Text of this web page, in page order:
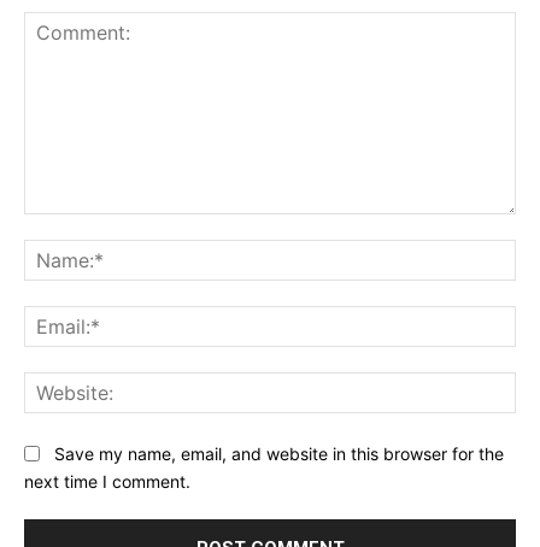
Save my name, email, and website in this browser for the
next time I comment.